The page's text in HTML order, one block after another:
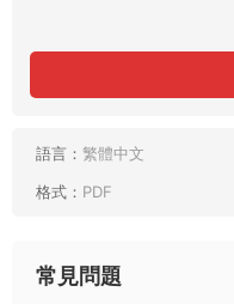
語言： 繁體中文
格式： PDF
常見問題